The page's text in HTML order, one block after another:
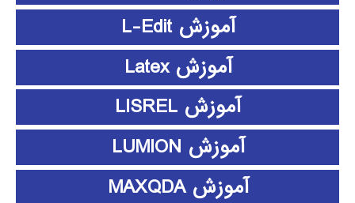
آموزش L-Edit
آموزش Latex
آموزش LISREL
آموزش LUMION
آموزش MAXQDA